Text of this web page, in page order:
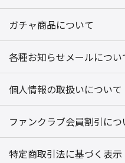
ガチャ商品について
各種お知らせメールについ
個人情報の取扱いについて
ファンクラブ会員割引につ
特定商取引法に基づく表示